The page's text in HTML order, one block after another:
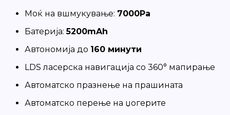
Моќ на вшмукување: 7000Pa
Батерија:5200mAh
Автономија до 160 минути
LDS ласерска навигација со 360° мапирање
Автоматско празнење на прашината
Автоматско перење на џогерите